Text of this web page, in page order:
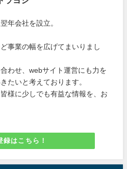
年会社を設立。
事業の幅を広げてまいりまし
わせ、webサイト運営にも力を
たいと考えております。
様に少しでも有益な情報を、お
録はこちら！